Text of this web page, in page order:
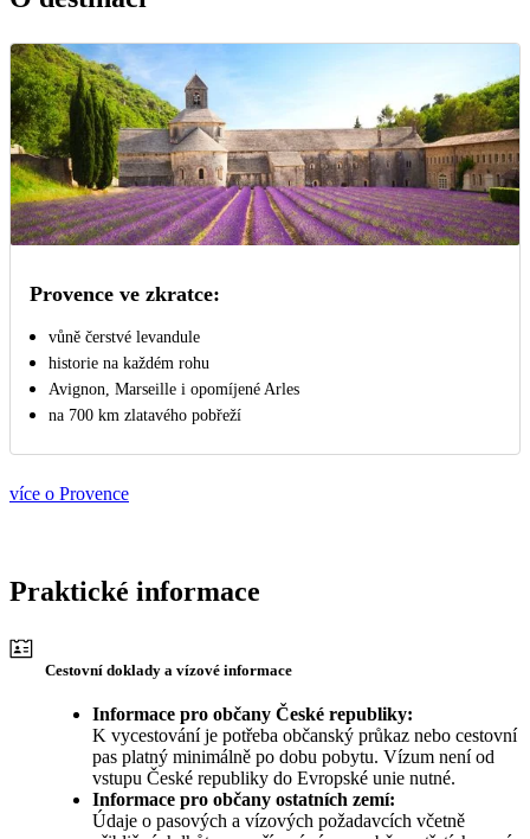
Provence ve zkratce:
vůně čerstvé levandule
historie na každém rohu
Avignon, Marseille i opomíjené Arles
na 700 km zlatavého pobřeží
více o Provence
Praktické informace
Cestovní doklady a vízové informace
Informace pro občany České republiky:
K vycestování je potřeba občanský průkaz nebo cestovní
pas platný minimálně po dobu pobytu. Vízum není od
vstupu České republiky do Evropské unie nutné.
Informace pro občany ostatních zemí:
Údaje o pasových a vízových požadavcích včetně